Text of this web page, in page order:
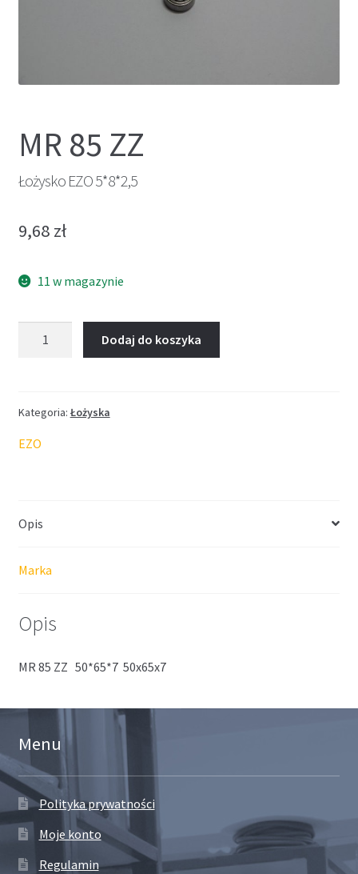
MR 85 ZZ
Łożysko EZO 5*8*2,5
9,68 zł
11 w magazynie
Dodaj do koszyka
Kategoria: Łożyska
EZO
Opis
Marka
Opis
MR 85 ZZ 50*65*7 50x65x7
Menu
Polityka prywatności
Moje konto
Regulamin